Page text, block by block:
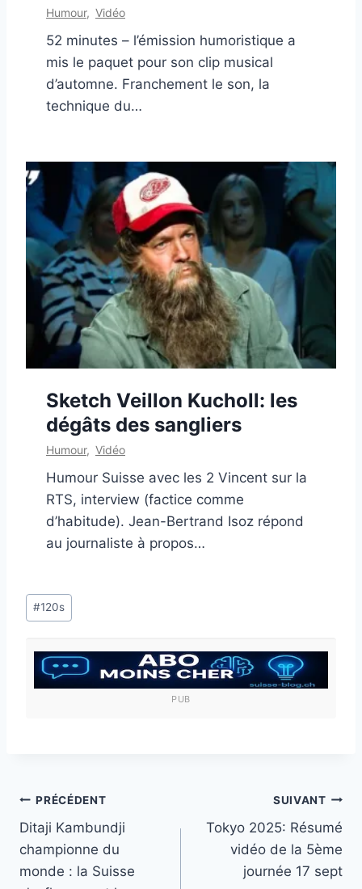
Humour, Vidéo
52 minutes – l’émission humoristique a
mis le paquet pour son clip musical
d’automne. Franchement le son, la
technique du…
Sketch Veillon Kucholl: les
dégâts des sangliers
Humour, Vidéo
Humour Suisse avec les 2 Vincent sur la
RTS, interview (factice comme
d’habitude). Jean-Bertrand Isoz répond
au journaliste à propos…
Étiquettes
de
publication :
#120s
PUB
Navigation
de
l’article
PRÉCÉDENT
Ditaji Kambundji
championne du
monde : la Suisse
SUIVANT
Tokyo 2025: Résumé
vidéo de la 5ème
journée 17 sept